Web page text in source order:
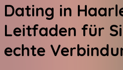
Dating in
Leitfaden für
echte